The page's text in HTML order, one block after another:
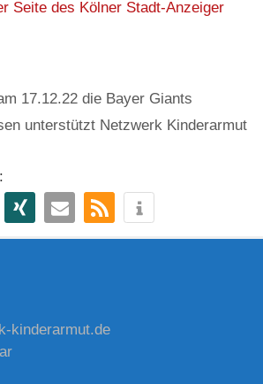
Seite des Kölner Stadt-Anzeiger
17.12.22 die Bayer Giants
unterstützt Netzwerk Kinderarmut
kinderarmut.de